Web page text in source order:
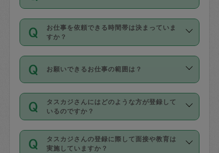
ル登録時にはご入力いただかなくても大
丈夫です。
デビットカード・プリペイドカード（Vプ
リカ、au WALLETなど）は支払にはご利
銀行振込や現金払いも対応していませ
なお、タスカジさんの交通費も、依頼料
金のご請求と合わせてお支払いとなりま
動計算で表示されます。
ポット」よりお得な料金でご利用できま
す。
定期の最低利用回数は設けていない代わ
りに、一定数を超えたキャンセルは有償
（例：毎週定期の場合は３回以上のキャ
ンセルが有償（1200円、隔週定期の場合
は２回以上のキャンセルが有償（1200
交通費は依頼料金とは別途発生し、依頼
料金のご請求と合わせてお支払いとなり
ます。交通費の金額は「依頼の詳細」に
お仕事を依頼できる時間帯は決まっていま
すか？
時間帯は3種類あります。いずれも１回あ
たり３時間です。
・ＡＭ ９時～１２時
・ＰＭ １３時～１６時
・夜 １８時～２１時
開始時間を２時間前後変更することが可
お願いできるお仕事の範囲は？
掃除、整理収納、洗濯、買い物、料理、
作り置きです。タスカジさんによってで
きる仕事の範囲が異なりますので、依頼
する前にタスカジさんのプロフィールで
確認してください。
タスカジさんにはどのような方が登録して
いるのですか？
主婦として長年の家事経験をお持ちの
方、栄養士・調理師といった資格者で保
タスカジさんの登録に際して面接や教育は
実施していますか？